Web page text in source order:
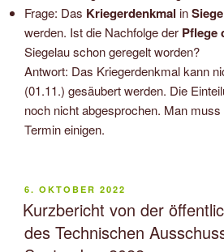
Frage: Das Kriegerdenkmal in
werden. Ist die Nachfolge der Pflege
Siegelau schon geregelt worden?
Antwort: Das Kriegerdenkmal kann
(01.11.) gesäubert werden. Die
noch nicht abgesprochen. Man
Termin einigen.
VERÖFFENTLICHT
AM
6. OKTOBER 2022
Kurzbericht von der
des Technischen